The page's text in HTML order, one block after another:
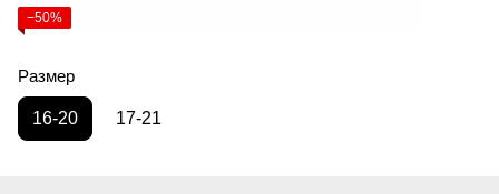
−50%
Размер
16-20 17-21